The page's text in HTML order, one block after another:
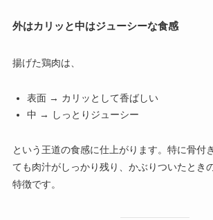
外はカリッと中はジューシーな食感
揚げた鶏肉は、
表面 → カリッとして香ばしい
中 → しっとりジューシー
という王道の食感に仕上がります。特に骨付
ても肉汁がしっかり残り、かぶりついたとき
特徴です。